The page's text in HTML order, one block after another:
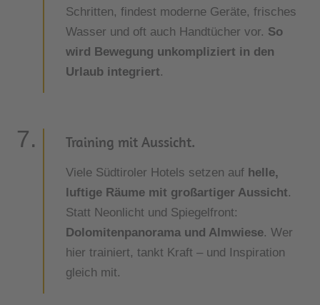
Schritten, findest moderne Geräte, frisches
Wasser und oft auch Handtücher vor. So
wird Bewegung unkompliziert in den
Urlaub integriert.
Training mit Aussicht.
Viele Südtiroler Hotels setzen auf helle,
luftige Räume mit großartiger Aussicht.
Statt Neonlicht und Spiegelfront:
Dolomitenpanorama und Almwiese. Wer
hier trainiert, tankt Kraft – und Inspiration
gleich mit.